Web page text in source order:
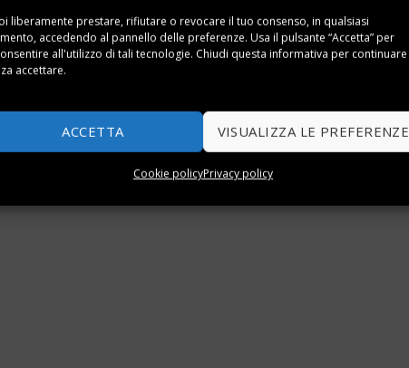
liberamente prestare, rifiutare o revocare il tuo consenso, in qualsiasi
accedendo al pannello delle preferenze. Usa il pulsante “Accetta” per
all'utilizzo di tali tecnologie. Chiudi questa informativa per continuare
accettare.
ACCETTA VISUALIZZA LE PREFERENZE
Cookie policyPrivacy policy